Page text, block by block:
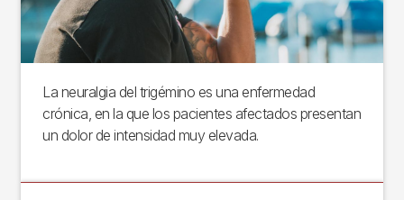
La neuralgia del trigémino es una enfermedad
crónica, en la que los pacientes afectados presentan
un dolor de intensidad muy elevada.